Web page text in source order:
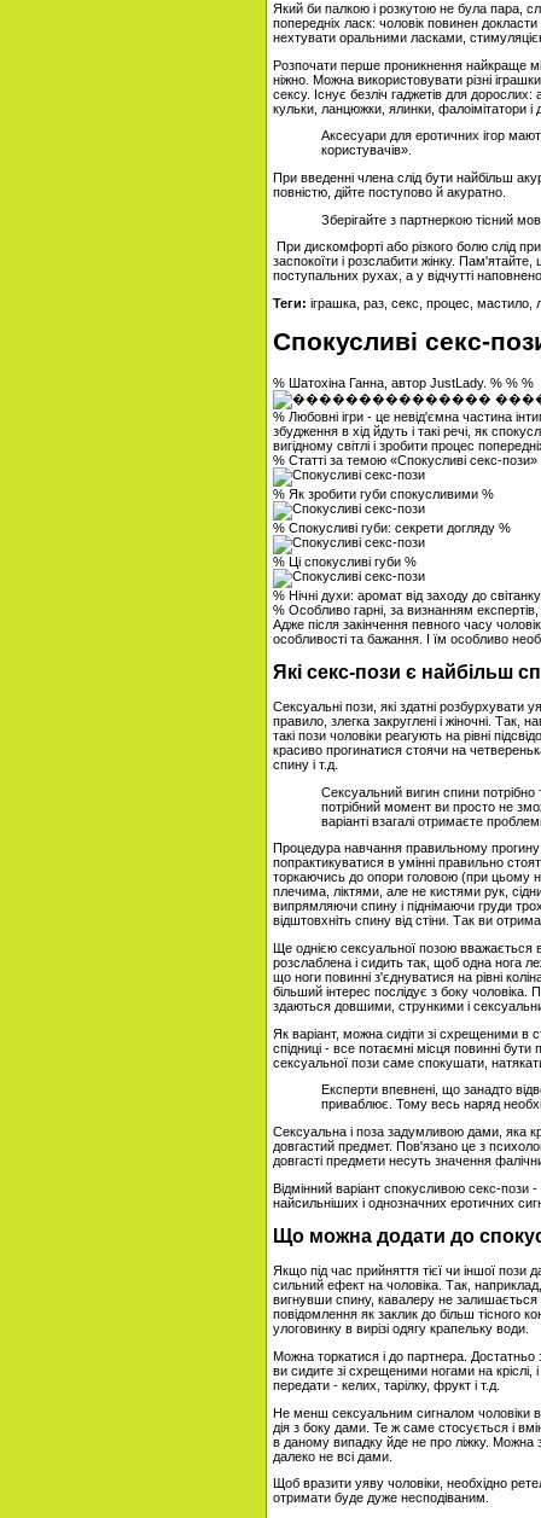
Який би палкою і розкутою не була пара,
попередніх ласк: чоловік повинен
нехтувати оральними ласками,
Розпочати перше проникнення найкраще
ніжно. Можна використовувати різні
сексу. Існує безліч гаджетів для
кульки, ланцюжки, ялинки, фалоімітатори
Аксесуари для еротичних ігор
користувачів».
При введенні члена слід бути найбільш
повністю, дійте поступово й акуратно.
Зберігайте з партнеркою тісний
При дискомфорті або різкого болю слід
заспокоїти і розслабити жінку.
поступальних рухах, а у відчутті
Теги: іграшка, раз, секс, процес, мастило,
Спокусливі секс-
% Шатохіна Ганна, автор JustLady. % % %
% Любовні ігри - це невід'ємна частина
збудження в хід йдуть і такі речі, як
вигідному світлі і зробити процес
% Статті за темою «Спокусливі секс-пози»
% Як зробити губи спокусливими %
% Спокусливі губи: секрети догляду %
% Ці спокусливі губи %
% Нічні духи: аромат від заходу до
% Особливо гарні, за визнанням
Адже після закінчення певного часу
особливості та бажання. І їм особливо
Які секс-пози є найбільш
Сексуальні пози, які здатні розбурхувати
правило, злегка закруглені і жіночні. Так,
такі пози чоловіки реагують на рівні
красиво прогинатися стоячи на
спину і т.д.
Сексуальний вигин спини потрібно
потрібний момент ви просто не
варіанті взагалі отримаєте
Процедура навчання правильному
попрактикуватися в умінні правильно
торкаючись до опори головою (при цьому
плечима, ліктями, але не кистями рук,
випрямляючи спину і піднімаючи груди
відштовхніть спину від стіни. Так ви
Ще однією сексуальної позою вважається
розслаблена і сидить так, щоб одна нога
що ноги повинні з'єднуватися на рівні
більший інтерес послідує з боку
здаються довшими, стрункими і
Як варіант, можна сидіти зі схрещеними в
спідниці - все потаємні місця повинні
сексуальної пози саме спокушати,
Експерти впевнені, що занадто
приваблює. Тому весь наряд
Сексуальна і поза задумливою дами, яка
довгастий предмет. Пов'язано це з
довгасті предмети несуть значення
Відмінний варіант спокусливою секс-пози
найсильніших і однозначних еротичних
Що можна додати до
Якщо під час прийняття тієї чи іншої пози
сильний ефект на чоловіка. Так,
вигнувши спину, кавалеру не залишається
повідомлення як заклик до більш тісного
улоговинку в вирізі одягу крапельку води.
Можна торкатися і до партнера.
ви сидите зі схрещеними ногами на
передати - келих, тарілку, фрукт і т.д.
Не менш сексуальним сигналом чоловіки
дія з боку дами. Те ж саме стосується і
в даному випадку йде не про ліжку. Можна
далеко не всі дами.
Щоб вразити уяву чоловіки, необхідно
отримати буде дуже несподіваним.